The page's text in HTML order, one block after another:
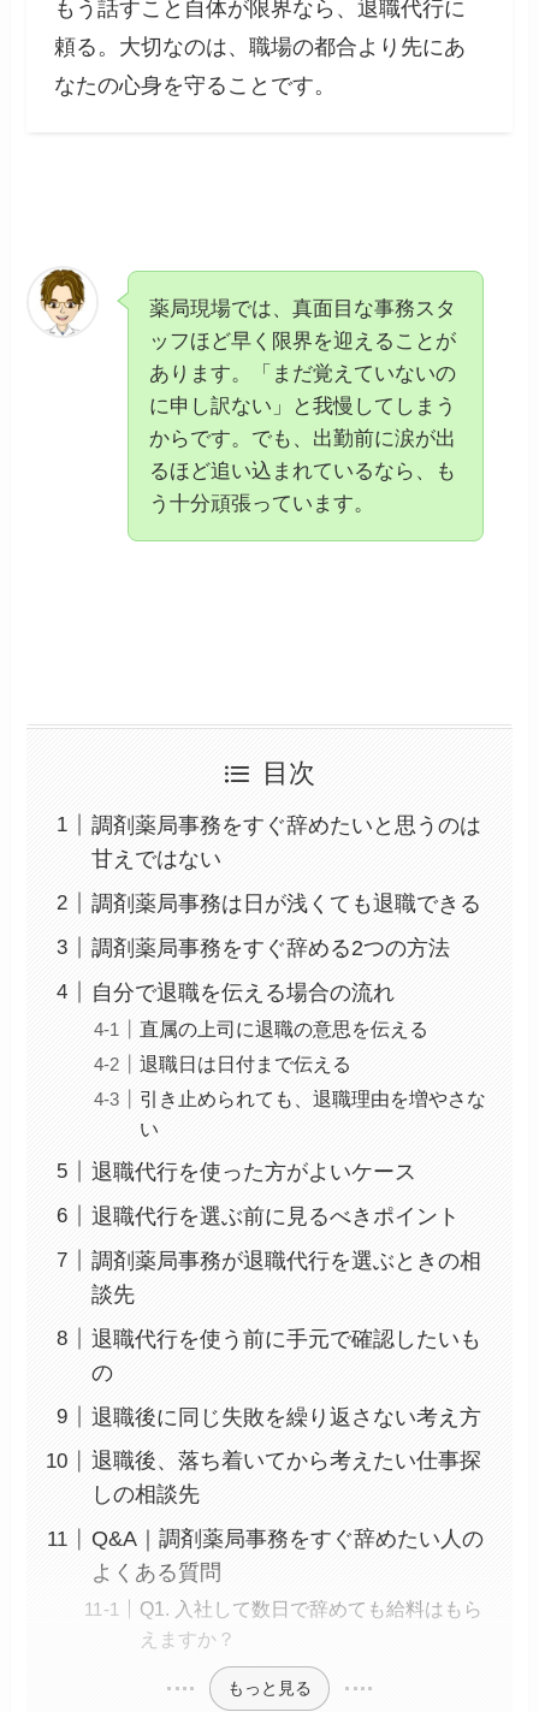
もう話すこと自体が限界なら、退職代行に
頼る。大切なのは、職場の都合より先にあ
なたの心身を守ることです。
薬局現場では、真面目な事務スタ
ッフほど早く限界を迎えることが
あります。「まだ覚えていないの
に申し訳ない」と我慢してしまう
からです。でも、出勤前に涙が出
るほど追い込まれているなら、も
う十分頑張っています。
目次
調剤薬局事務をすぐ辞めたいと思うのは
甘えではない
調剤薬局事務は日が浅くても退職できる
調剤薬局事務をすぐ辞める2つの方法
自分で退職を伝える場合の流れ
直属の上司に退職の意思を伝える
退職日は日付まで伝える
引き止められても、退職理由を増やさな
い
退職代行を使った方がよいケース
退職代行を選ぶ前に見るべきポイント
調剤薬局事務が退職代行を選ぶときの相
談先
退職代行を使う前に手元で確認したいも
の
退職後に同じ失敗を繰り返さない考え方
退職後、落ち着いてから考えたい仕事探
しの相談先
Q&A｜調剤薬局事務をすぐ辞めたい人の
よくある質問
Q1. 入社して数日で辞めても給料はもら
えますか？
もっと見る